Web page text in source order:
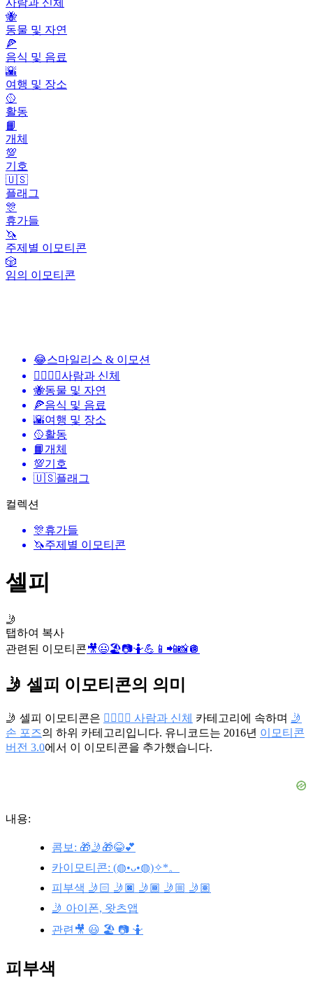
사람과 신체
🐝
동물 및 자연
🍕
음식 및 음료
🌇
여행 및 장소
🥎
활동
📙
개체
💯
기호
🇺🇸
플래그
🎊
휴가들
🦄
주제별 이모티콘
🎲
임의 이모티콘
😂스마일리스 & 이모션
👩‍❤️‍💋‍👨사람과 신체
🐝동물 및 자연
🍕음식 및 음료
🌇여행 및 장소
🥎활동
📙개체
💯기호
🇺🇸플래그
컬렉션
🎊휴가들
🦄주제별 이모티콘
셀피
🤳
탭하여 복사
관련된 이모티콘🎥😃🏖️📷🤷💪 📱 📲📸🪩
🤳 셀피 이모티콘의 의미
🤳 셀피 이모티콘은 👩‍❤️‍💋‍👨 사람과 신체 카테고리에 속하며 🤳
손 포즈의 하위 카테고리입니다. 유니코드는 2016년 이모티콘
버전 3.0에서 이 이모티콘을 추가했습니다.
내용:
콤보: 🎁🤳🎁😂💕
카이모티콘: (◍•ᴗ•◍)✧*。
피부색 🤳🏻 🤳🏿 🤳🏾 🤳🏼 🤳🏽
🤳 아이폰, 왓츠앱
관련🎥 😃 🏖️ 📷 🤷
피부색